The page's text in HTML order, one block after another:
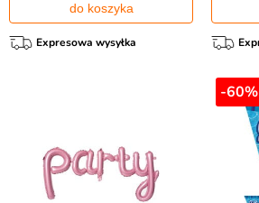
do koszyka
Expresowa wysyłka
-60%